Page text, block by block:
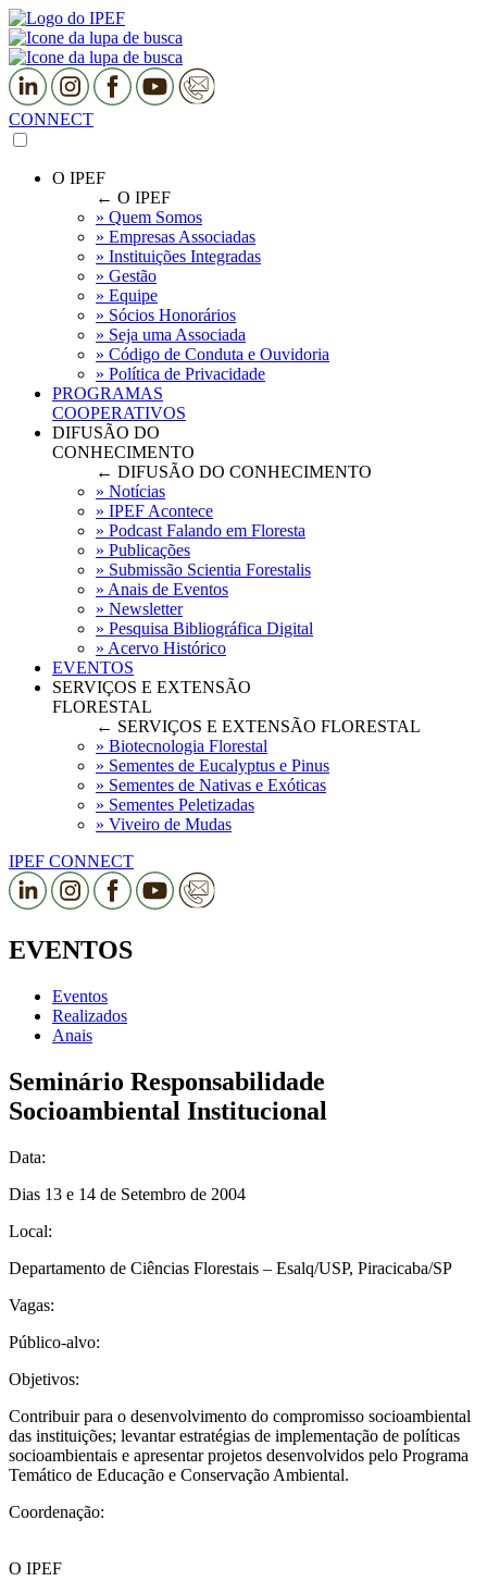
CONNECT
O IPEF
← O IPEF
» Quem Somos
» Empresas Associadas
» Instituições Integradas
» Gestão
» Equipe
» Sócios Honorários
» Seja uma Associada
» Código de Conduta e Ouvidoria
» Política de Privacidade
PROGRAMAS
COOPERATIVOS
DIFUSÃO DO
CONHECIMENTO
← DIFUSÃO DO CONHECIMENTO
» Notícias
» IPEF Acontece
» Podcast Falando em Floresta
» Publicações
» Submissão Scientia Forestalis
» Anais de Eventos
» Newsletter
» Pesquisa Bibliográfica Digital
» Acervo Histórico
EVENTOS
SERVIÇOS E EXTENSÃO
FLORESTAL
← SERVIÇOS E EXTENSÃO FLORESTAL
» Biotecnologia Florestal
» Sementes de Eucalyptus e Pinus
» Sementes de Nativas e Exóticas
» Sementes Peletizadas
» Viveiro de Mudas
IPEF CONNECT
EVENTOS
Eventos
Realizados
Anais
Seminário Responsabilidade
Socioambiental Institucional
Data:
Dias 13 e 14 de Setembro de 2004
Local:
Departamento de Ciências Florestais – Esalq/USP, Piracicaba/SP
Vagas:
Público-alvo:
Objetivos:
Contribuir para o desenvolvimento do compromisso socioambiental
das instituições; levantar estratégias de implementação de políticas
socioambientais e apresentar projetos desenvolvidos pelo Programa
Temático de Educação e Conservação Ambiental.
Coordenação:
O IPEF